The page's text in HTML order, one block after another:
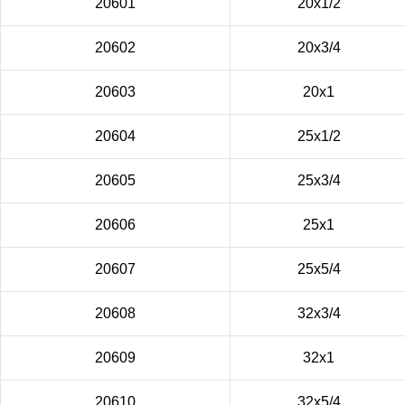
20601 20х1/2
20602 20х3/4
20603 20х1
20604 25х1/2
20605 25х3/4
20606 25х1
20607 25х5/4
20608 32х3/4
20609 32х1
20610 32х5/4